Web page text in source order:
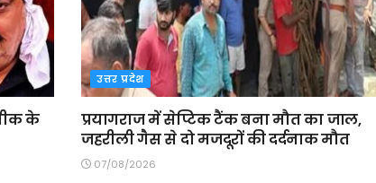
के
उत्तर प्रदेश
प्रयागराज में सेप्टिक टैंक बना मौत का जाल,
जहरीली गैस से दो मजदूरों की दर्दनाक मौत
07/08/2026